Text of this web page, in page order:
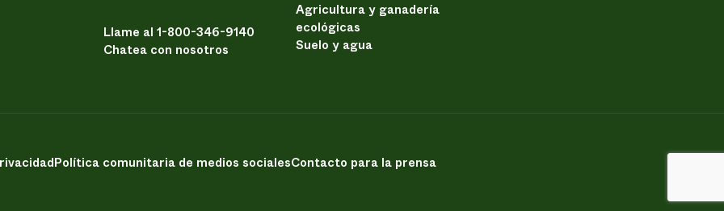
Llame al 1-800-346-9140
Chatea con nosotros
Agricultura y ganadería
ecológicas
Suelo y agua
Política comunitaria de medios socialesContacto para la prensa